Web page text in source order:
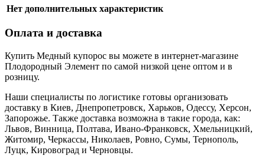
Нет дополнительных характеристик
Оплата и доставка
Купить Медный купорос вы можете в интернет-магазине
Плодородный Элемент по самой низкой цене оптом и в
розницу.
Наши специалисты по логистике готовы организовать
доставку в Киев, Днепропетровск, Харьков, Одессу, Херсон,
Запорожье. Также доставка возможна в такие города, как:
Львов, Винница, Полтава, Ивано-Франковск, Хмельницкий,
Житомир, Черкассы, Николаев, Ровно, Сумы, Тернополь,
Луцк, Кировоград и Черновцы.